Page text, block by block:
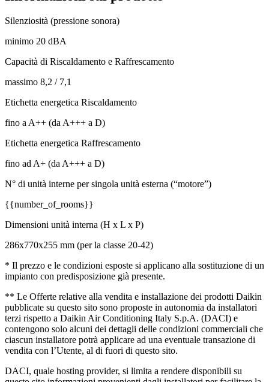
Silenziosità (pressione sonora)
minimo 20 dBA
Capacità di Riscaldamento e Raffrescamento
massimo 8,2 / 7,1
Etichetta energetica Riscaldamento
fino a A++ (da A+++ a D)
Etichetta energetica Raffrescamento
fino ad A+ (da A+++ a D)
N° di unità interne per singola unità esterna (“motore”)
{{number_of_rooms}}
Dimensioni unità interna (H x L x P)
286x770x255 mm (per la classe 20-42)
* Il prezzo e le condizioni esposte si applicano alla sostituzione di un
impianto con predisposizione già presente.
** Le Offerte relative alla vendita e installazione dei prodotti Daikin
pubblicate su questo sito sono proposte in autonomia da installatori
terzi rispetto a Daikin Air Conditioning Italy S.p.A. (DACI) e
contengono solo alcuni dei dettagli delle condizioni commerciali che
ciascun installatore potrà applicare ad una eventuale transazione di
vendita con l’Utente, al di fuori di questo sito.
DACI, quale hosting provider, si limita a rendere disponibili su